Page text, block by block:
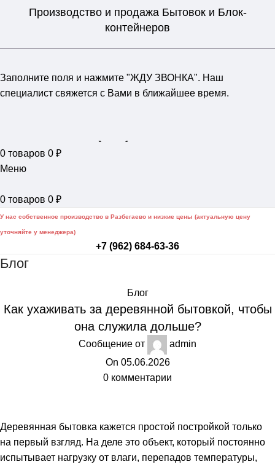
Производство и продажа Бытовок и Блок-
контейнеров
Заполните поля и нажмите "ЖДУ ЗВОНКА". Наш
специалист свяжется с Вами в ближайшее время.
0 товаров 0 ₽
Меню
0 товаров 0 ₽
У нас собственное производство в Разбегаево и низкие цены (актуальную цену
уточняйте у менеджера)
+7 (962) 684-63-36
Блог
Блог
Как ухаживать за деревянной бытовкой, чтобы
она служила дольше?
Сообщение от
admin
On 05.06.2026
0 комментарии
Деревянная бытовка кажется простой постройкой только
на первый взгляд. На деле это объект, который постоянно
испытывает нагрузку от влаги, перепадов температуры,